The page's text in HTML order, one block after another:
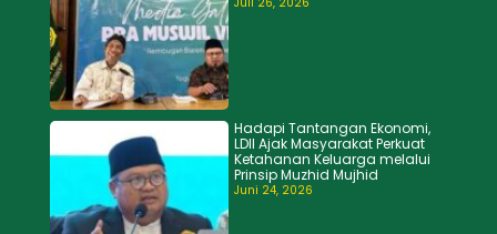
Hadapi Tantangan Ekonomi,
LDII Ajak Masyarakat Perkuat
Ketahanan Keluarga melalui
Prinsip Muzhid Mujhid
Juni 24, 2026